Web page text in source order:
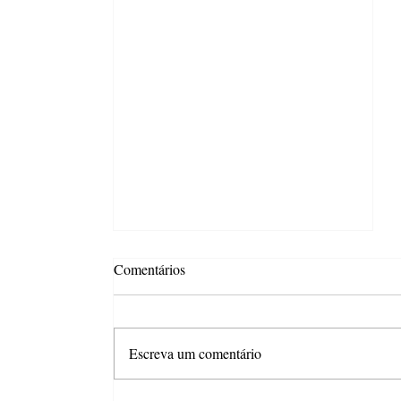
Comentários
Escreva um comentário